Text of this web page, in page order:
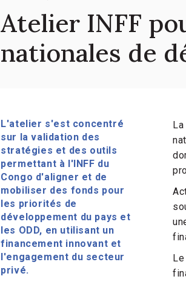
Atelier INFF
nationales de
L'atelier s'est concentré
sur la validation des
stratégies et des outils
permettant à l'INFF du
Congo d'aligner et de
mobiliser des fonds pour
les priorités de
développement du pays et
les ODD, en utilisant un
financement innovant et
l'engagement du secteur
privé.